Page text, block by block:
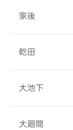
家後
乾田
大池下
大廻間